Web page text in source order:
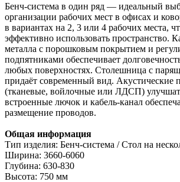
Бенч-система в один ряд — идеальный
организации рабочих мест в офисах и
в вариантах на 2, 3 или 4 рабочих места,
эффективно использовать пространство.
металла с порошковым покрытием и
подпятниками обеспечивает
любых поверхностях. Столешница с
придаёт современный вид. Акустические
(тканевые, войлочные или ЛДСП) улучшат
встроенные лючок и кабель-канал
размещение проводов.
Общая информация
Тип изделия: Бенч-система / Стол на
Ширина: 3660-6060
Глубина: 630-830
Высота: 750 мм